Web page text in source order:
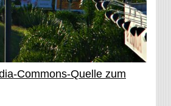
Commons-Quelle zum